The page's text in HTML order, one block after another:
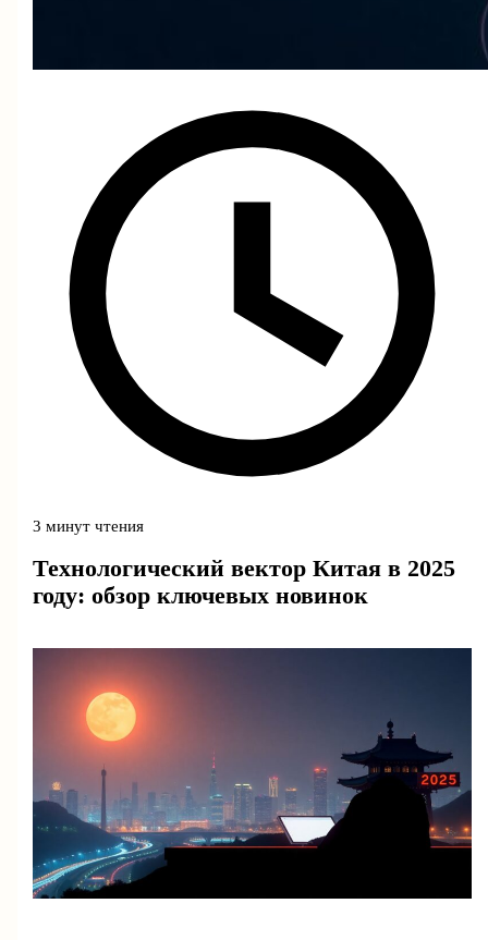
3 минут чтения
Технологический вектор Китая в 2025
году: обзор ключевых новинок